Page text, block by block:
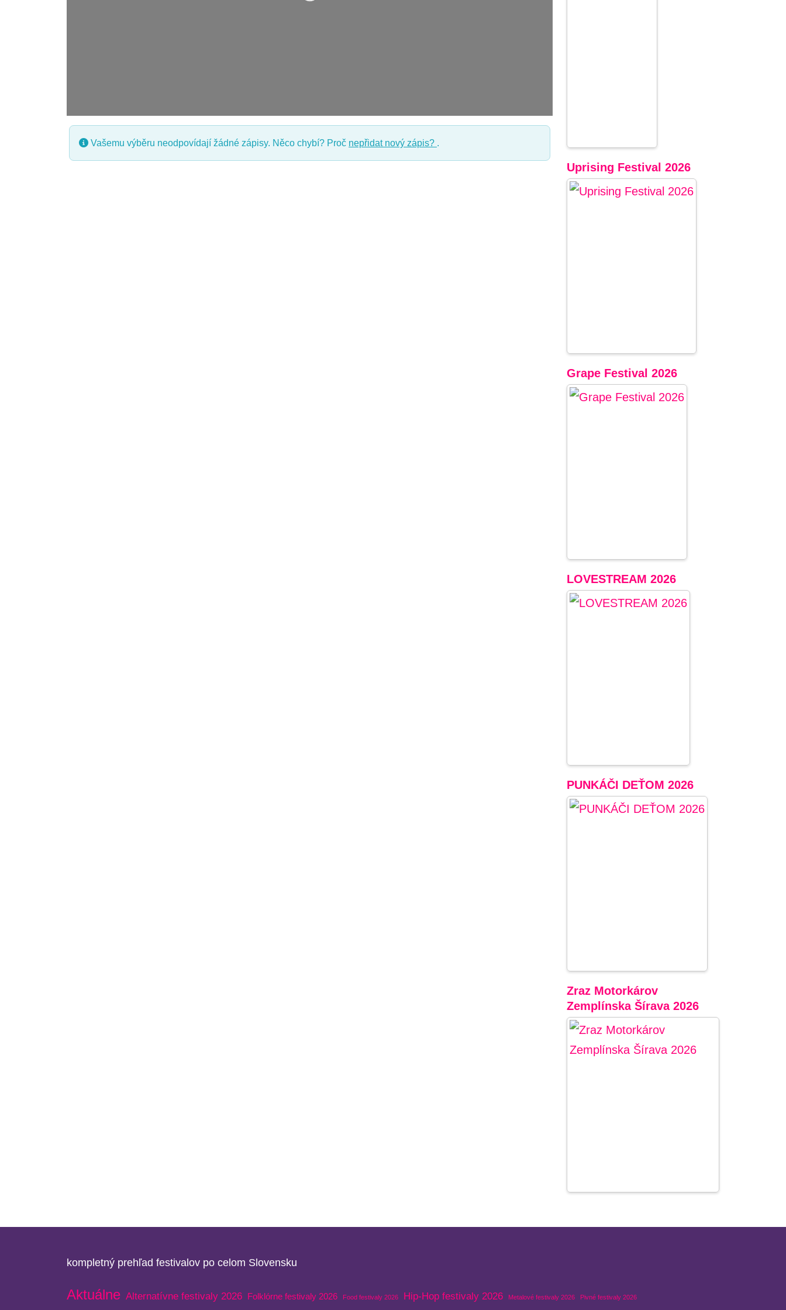
Vašemu výběru neodpovídají žádné zápisy. Něco chybí? Proč nepřidat nový zápis? .
Uprising Festival 2026
Grape Festival 2026
LOVESTREAM 2026
PUNKÁČI DEŤOM 2026
Zraz Motorkárov
Zemplínska Šírava 2026
kompletný prehľad festivalov po celom Slovensku
Aktuálne Alternatívne festivaly 2026 Folklórne festivaly 2026 Food festivaly 2026 Hip-Hop festivaly 2026 Metalové festivaly 2026 Pivné festivaly 2026